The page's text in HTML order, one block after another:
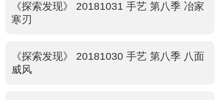
《探索发现》 20181031 手艺 第八季 冶家
寒刃
《探索发现》 20181030 手艺 第八季 八面
威风